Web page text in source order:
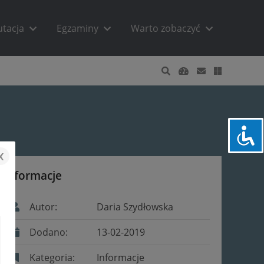
Egzaminy Warto zobaczyć
Informacje
Autor:
Daria Szydłowska
Dodano:
13-02-2019
Kategoria:
Informacje